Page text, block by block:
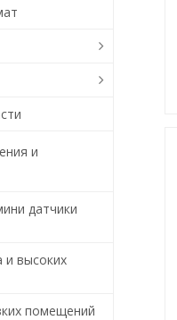
и
датчики
и высоких
помещений